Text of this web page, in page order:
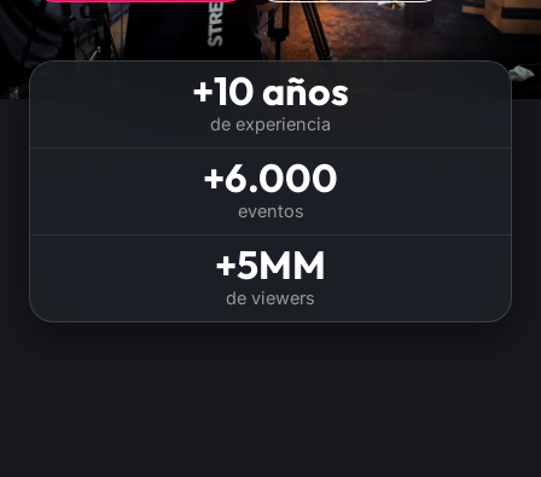
+10 años
de experiencia
+6.000
eventos
+5MM
de viewers